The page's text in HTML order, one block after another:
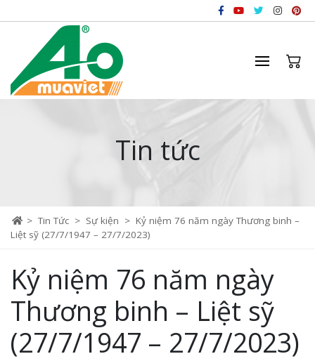
Tin tức
> Tin Tức > Sự kiện > Kỷ niệm 76 năm ngày Thương binh –
Liệt sỹ (27/7/1947 – 27/7/2023)
Kỷ niệm 76 năm ngày
Thương binh – Liệt sỹ
(27/7/1947 – 27/7/2023)